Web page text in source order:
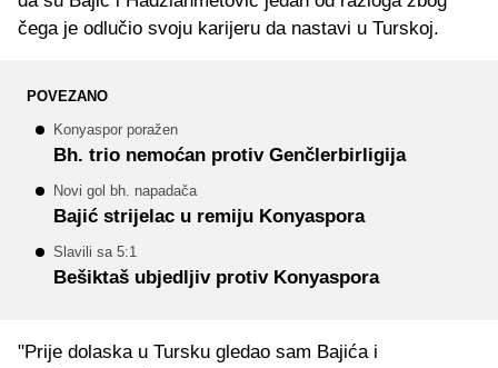
čega je odlučio svoju karijeru da nastavi u Turskoj.
POVEZANO
Konyaspor poražen
Bh. trio nemoćan protiv Genčlerbirligija
Novi gol bh. napadača
Bajić strijelac u remiju Konyaspora
Slavili sa 5:1
Bešiktaš ubjedljiv protiv Konyaspora
"Prije dolaska u Tursku gledao sam Bajića i